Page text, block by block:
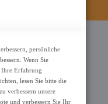
26/13127 Berlin
persönliche
Wenn Sie
Ihre Erfahrung
lesen Sie bitte die
verbessern unsere
und verbessern Sie Ihr